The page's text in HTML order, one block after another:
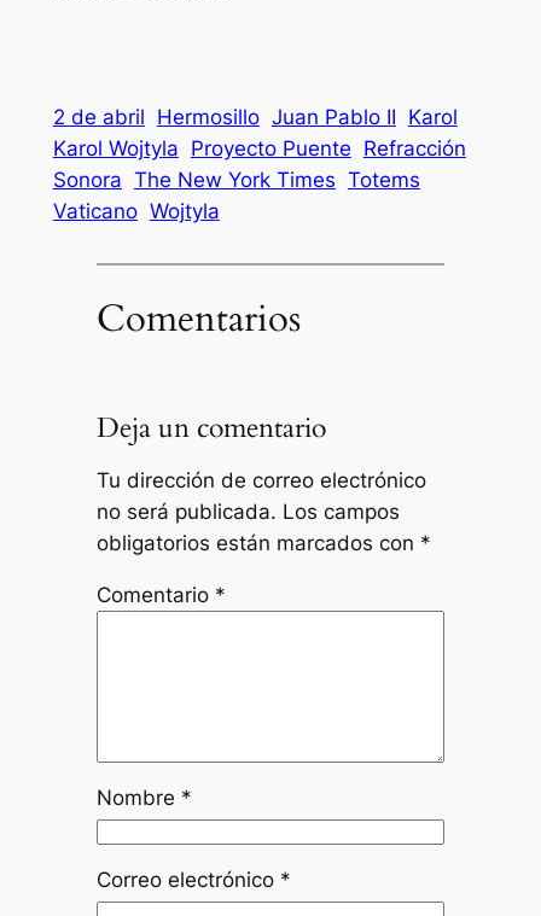
2 de abril Hermosillo Juan Pablo II Karol
Karol Wojtyla Proyecto Puente Refracción
Sonora The New York Times Totems
Vaticano Wojtyla
Comentarios
Deja un comentario
Tu dirección de correo electrónico
no será publicada. Los campos
obligatorios están marcados con *
Comentario *
Nombre *
Correo electrónico *